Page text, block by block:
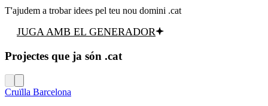
T'ajudem a trobar idees pel teu nou domini .cat
JUGA AMB EL GENERADOR
Projectes que ja són .cat
Cruïlla Barcelona